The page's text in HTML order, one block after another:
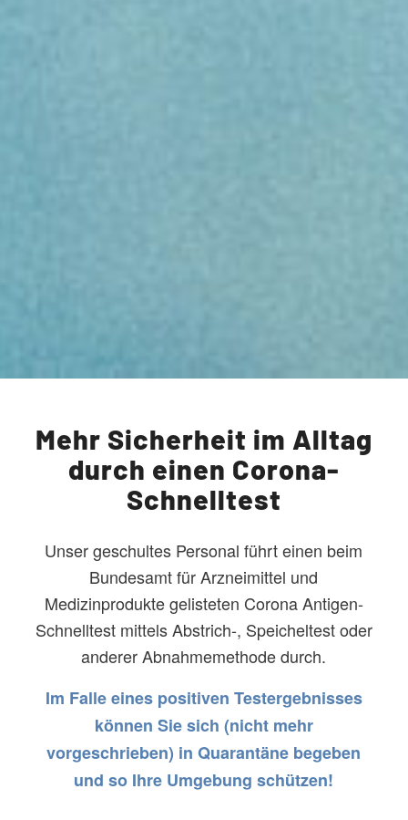
Mehr Sicherheit im Alltag
durch einen Corona-
Schnelltest
Unser geschultes Personal führt einen beim
Bundesamt für Arzneimittel und
Medizinprodukte gelisteten Corona Antigen-
Schnelltest mittels Abstrich-, Speicheltest oder
anderer Abnahmemethode durch.
Im Falle eines positiven Testergebnisses
können Sie sich (nicht mehr
vorgeschrieben) in Quarantäne begeben
und so Ihre Umgebung schützen!